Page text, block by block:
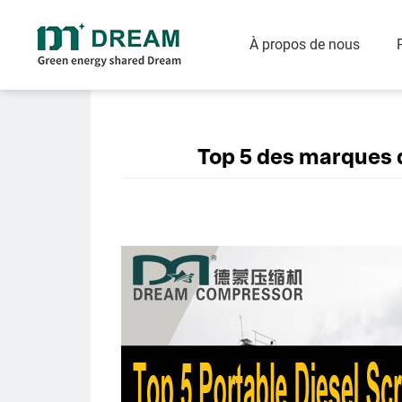
À propos de nous
Compresseur à vis rotative à deux étages injecté d'huile (PM VSD/FSD)
Compresseur d'air à pression
moyenne et élevée
Vis pression moyenne (20-40)
Générateur
d'oxygène
Top 5 des